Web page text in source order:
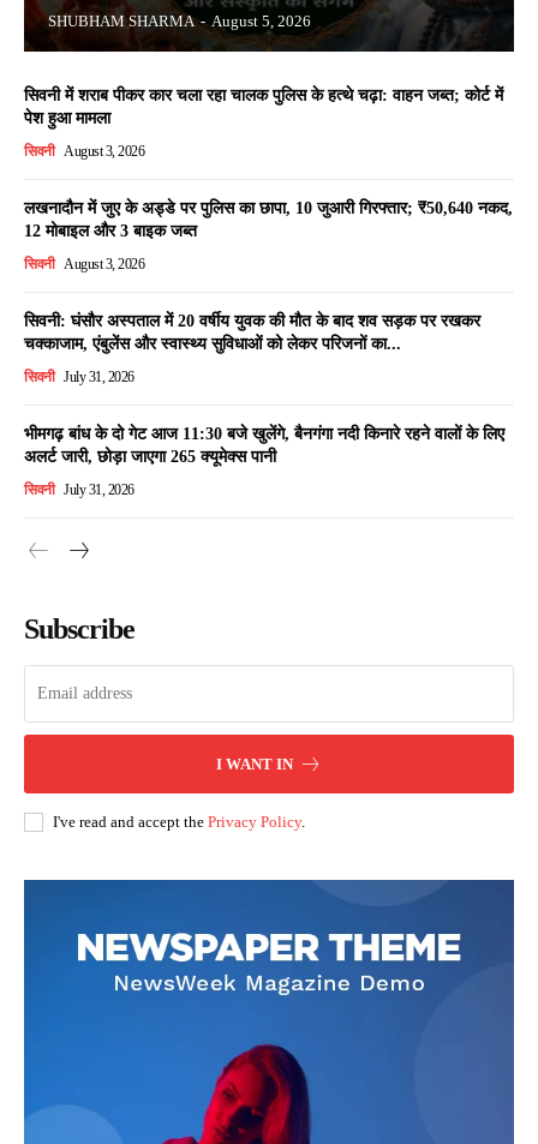
SHUBHAM SHARMA - August 5, 2026
सिवनी में शराब पीकर कार चला रहा चालक पुलिस के हत्थे चढ़ा: वाहन जब्त; कोर्ट में
पेश हुआ मामला
सिवनी August 3, 2026
लखनादौन में जुए के अड्डे पर पुलिस का छापा, 10 जुआरी गिरफ्तार; ₹50,640 नकद,
12 मोबाइल और 3 बाइक जब्त
सिवनी August 3, 2026
सिवनी: घंसौर अस्पताल में 20 वर्षीय युवक की मौत के बाद शव सड़क पर रखकर
चक्काजाम, एंबुलेंस और स्वास्थ्य सुविधाओं को लेकर परिजनों का...
सिवनी July 31, 2026
भीमगढ़ बांध के दो गेट आज 11:30 बजे खुलेंगे, बैनगंगा नदी किनारे रहने वालों के लिए
अलर्ट जारी, छोड़ा जाएगा 265 क्यूमेक्स पानी
सिवनी July 31, 2026
Subscribe
I WANT IN
I've read and accept the Privacy Policy.